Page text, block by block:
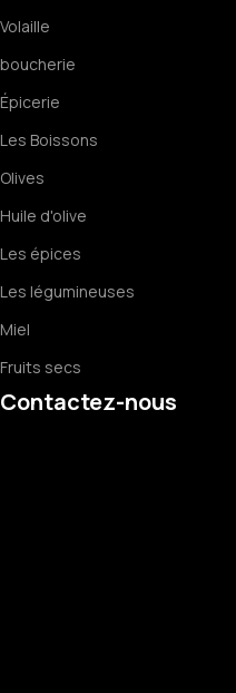
Volaille
boucherie
Épicerie
Les Boissons
Olives
Huile d'olive
Les épices
Les légumineuses
Miel
Fruits secs
Contactez-nous